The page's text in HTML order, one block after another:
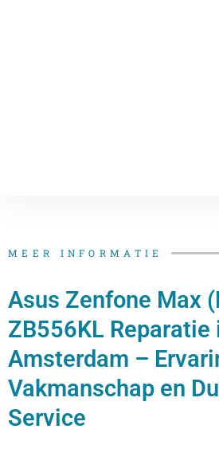
MEER INFORMATIE
Asus Zenfone Max
ZB556KL Reparatie
Amsterdam –
Vakmanschap en
Service